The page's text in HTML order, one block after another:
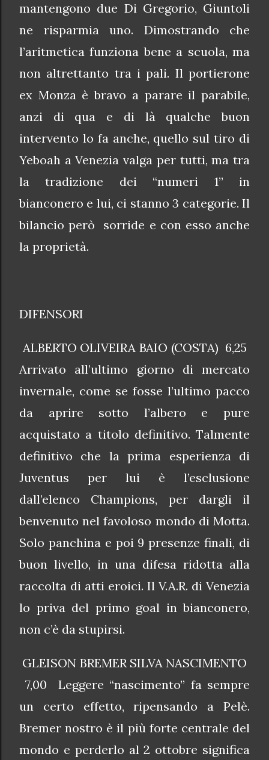
mantengono due Di Gregorio, Giuntoli
ne risparmia uno. Dimostrando che
l’aritmetica funziona bene a scuola, ma
non altrettanto tra i pali. Il portierone
ex Monza è bravo a parare il parabile,
anzi di qua e di là qualche buon
intervento lo fa anche, quello sul tiro di
Yeboah a Venezia valga per tutti, ma tra
la tradizione dei “numeri 1” in
bianconero e lui, ci stanno 3 categorie. Il
bilancio però sorride e con esso anche
la proprietà.
DIFENSORI
ALBERTO OLIVEIRA BAIO (COSTA) 6,25
Arrivato all’ultimo giorno di mercato
invernale, come se fosse l’ultimo pacco
da aprire sotto l’albero e pure
acquistato a titolo definitivo. Talmente
definitivo che la prima esperienza di
Juventus per lui è l’esclusione
dall’elenco Champions, per dargli il
benvenuto nel favoloso mondo di Motta.
Solo panchina e poi 9 presenze finali, di
buon livello, in una difesa ridotta alla
raccolta di atti eroici. Il V.A.R. di Venezia
lo priva del primo goal in bianconero,
non c’è da stupirsi.
GLEISON BREMER SILVA NASCIMENTO
7,00 Leggere “nascimento” fa sempre
un certo effetto, ripensando a Pelè.
Bremer nostro è il più forte centrale del
mondo e perderlo al 2 ottobre significa